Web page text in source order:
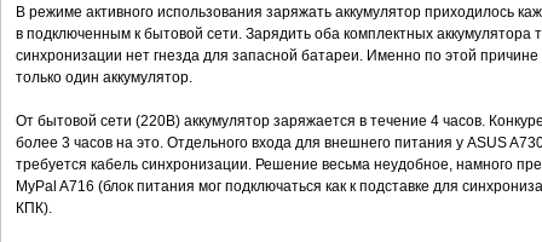
В режиме активного использования заряжать аккумулятор приходилось
в подключенным к бытовой сети. Зарядить оба комплектных аккумулятора
синхронизации нет гнезда для запасной батареи. Именно по этой
только один аккумулятор.
От бытовой сети (220В) аккумулятор заряжается в течение 4 часов.
более 3 часов на это. Отдельного входа для внешнего питания у ASUS
требуется кабель синхронизации. Решение весьма неудобное, намного
MyPal A716 (блок питания мог подключаться как к подставке для
КПК).